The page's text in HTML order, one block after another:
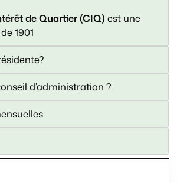
de Quartier (CIQ) est une
1901
d’administration ?